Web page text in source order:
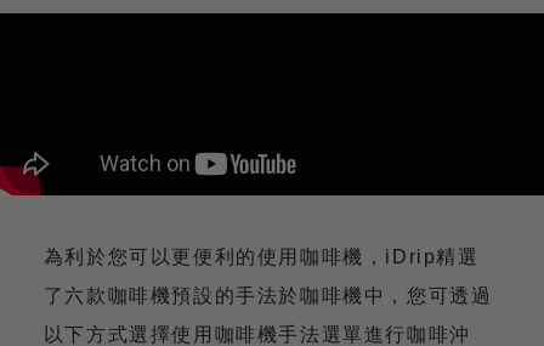
為利於您可以更便利的使用咖啡機，iDrip精選
了六款咖啡機預設的手法於咖啡機中，您可透過
以下方式選擇使用咖啡機手法選單進行咖啡沖